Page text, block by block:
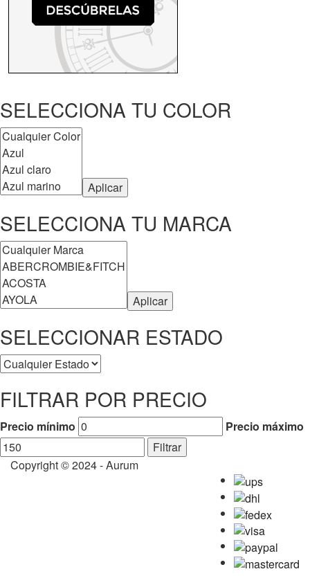
SELECCIONA TU COLOR
Aplicar
SELECCIONA TU MARCA
Aplicar
SELECCIONAR ESTADO
FILTRAR POR PRECIO
Precio mínimo
Precio máximo
Filtrar
Copyright © 2024 - Aurum